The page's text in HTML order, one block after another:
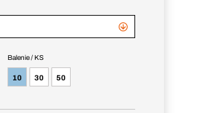
Balenie / KS
10 30 50